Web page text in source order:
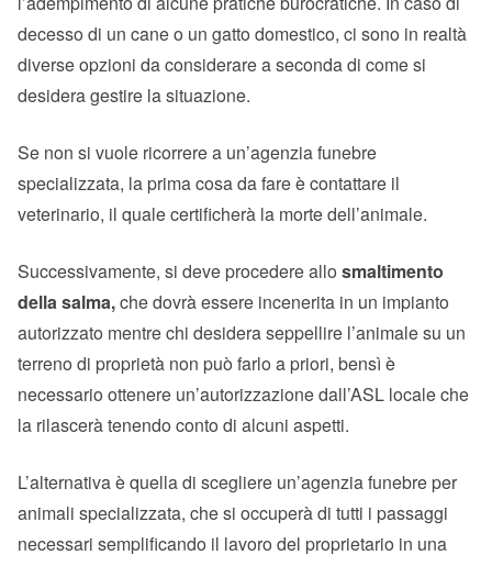
decesso di un cane o un gatto domestico, ci sono in realtà
diverse opzioni da considerare a seconda di come si
desidera gestire la situazione.
Se non si vuole ricorrere a un’agenzia funebre
specializzata, la prima cosa da fare è contattare il
veterinario, il quale certificherà la morte dell’animale.
Successivamente, si deve procedere allo smaltimento
della salma,che dovrà essere incenerita in un impianto
autorizzato mentre chi desidera seppellire l’animale su un
terreno di proprietà non può farlo a priori, bensì è
necessario ottenere un’autorizzazione dall’ASL locale che
la rilascerà tenendo conto di alcuni aspetti.
L’alternativa è quella di scegliere un’agenzia funebre per
animali specializzata, che si occuperà di tutti i passaggi
necessari semplificando il lavoro del proprietario in una